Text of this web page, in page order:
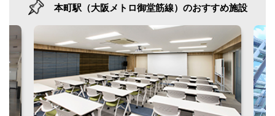
その他の条件
新着で絞り込む
本町駅（大阪メトロ御堂筋線）のおすすめ施設
Ｔ
7
と
本